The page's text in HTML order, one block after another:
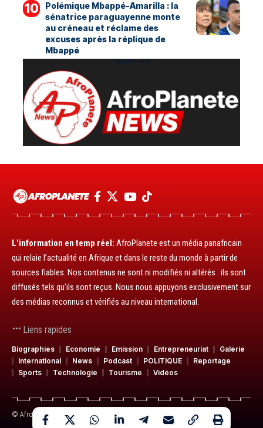
Polémique Mbappé-Amarilla : la
sénatrice paraguayenne monte
au créneau et réclame des
excuses après la réplique de
Mbappé
- Advertisement -
L'information en temp réel: AfroPlanete est un média panafricain
qui relaie l’actualité en Afrique et dans le reste du monde à partir de
sources fiables. Nos contenus ne sont ni modifiés ni altérés : ils sont
diffusés tels qu’ils sont reçus. Nous nous appuyons exclusivement sur
des médias reconnus et vérifiés au niveau international.
Liens rapides
Biographies Economie Emission Entrepreneuriat
Galerie
International
News Podcast POLITIQUE
Reportage
Sports
Technologie Tourisme Vidéos
© AfroPlanete. Média panafricain. Tous droits réservés.